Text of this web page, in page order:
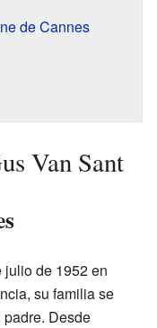
de Cannes
Van Sant
julio de 1952 en
su familia se
Desde